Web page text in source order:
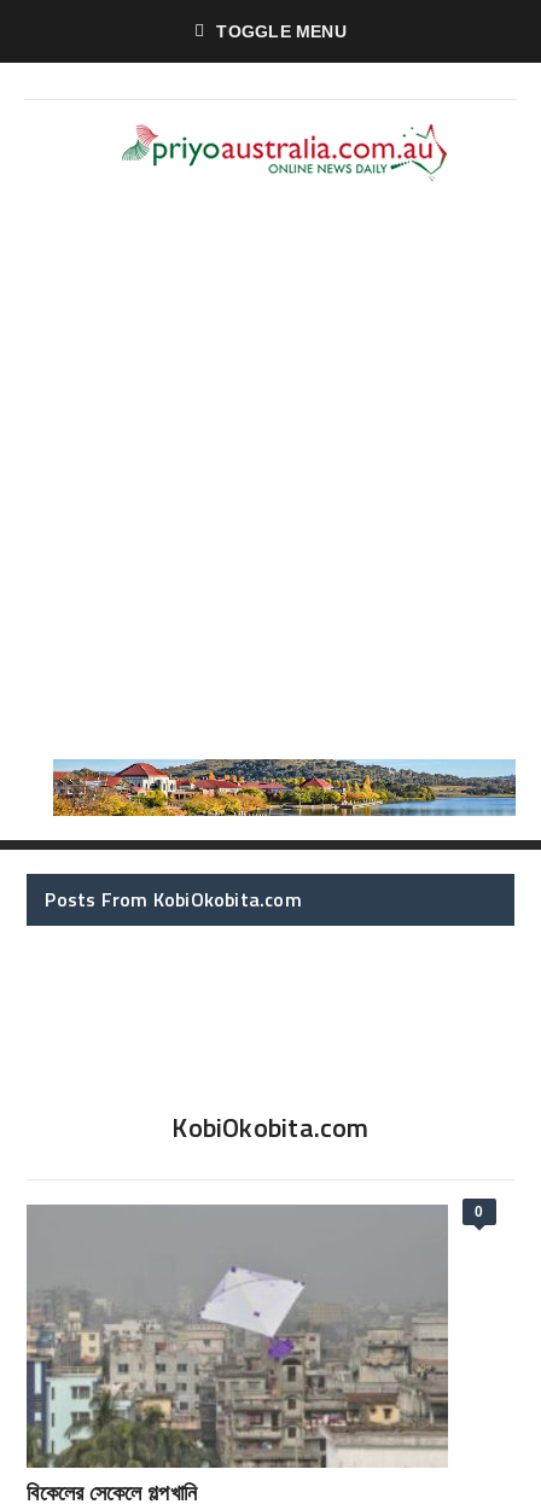
TOGGLE MENU
Posts From KobiOkobita.com
KobiOkobita.com
0
বিকেলের সেকেলে গল্পখানি